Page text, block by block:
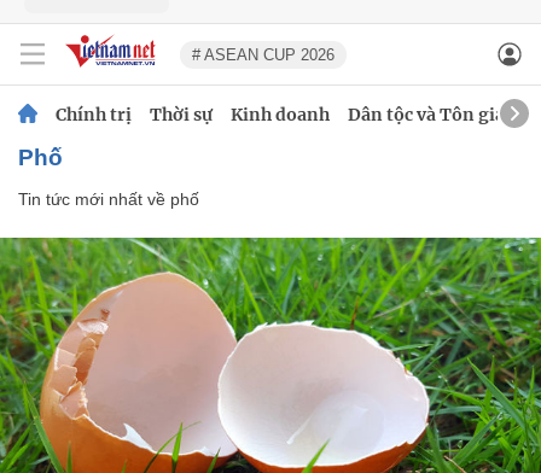
# ASEAN CUP 2026
Chính trị Thời sự Kinh doanh Dân tộc và Tôn giáo
phố
Tin tức mới nhất về phố